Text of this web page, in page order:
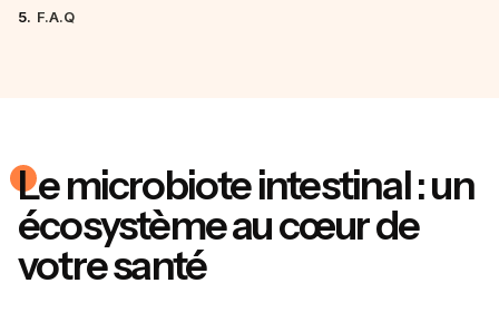
5. F.A.Q
Le microbiote intestinal : un
écosystème au cœur de
votre santé